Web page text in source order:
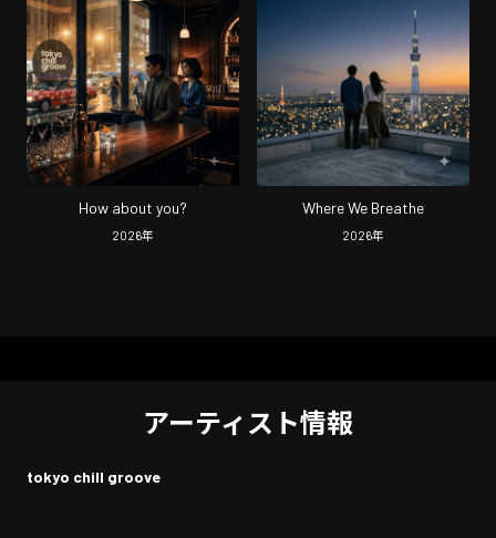
How about you?
2026年
Where We Breathe
2026年
アーティスト情報
tokyo chill groove